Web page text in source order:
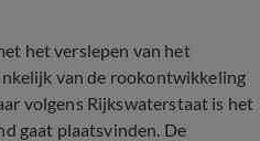
het verslepen van het
van de rookontwikkeling
volgens Rijkswaterstaat is het
gaat plaatsvinden. De